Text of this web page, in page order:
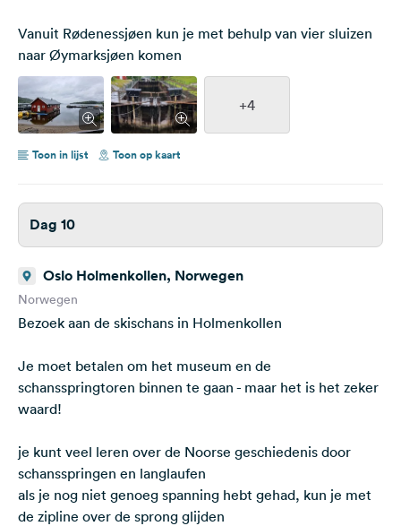
Vanuit Rødenessjøen kun je met behulp van vier sluizen
naar Øymarksjøen komen
+4
Toon in lijst Toon op kaart
Dag 10
Oslo Holmenkollen, Norwegen
Norwegen
Bezoek aan de skischans in Holmenkollen
Je moet betalen om het museum en de
schansspringtoren binnen te gaan - maar het is het zeker
waard!
je kunt veel leren over de Noorse geschiedenis door
schansspringen en langlaufen
als je nog niet genoeg spanning hebt gehad, kun je met
de zipline over de sprong glijden